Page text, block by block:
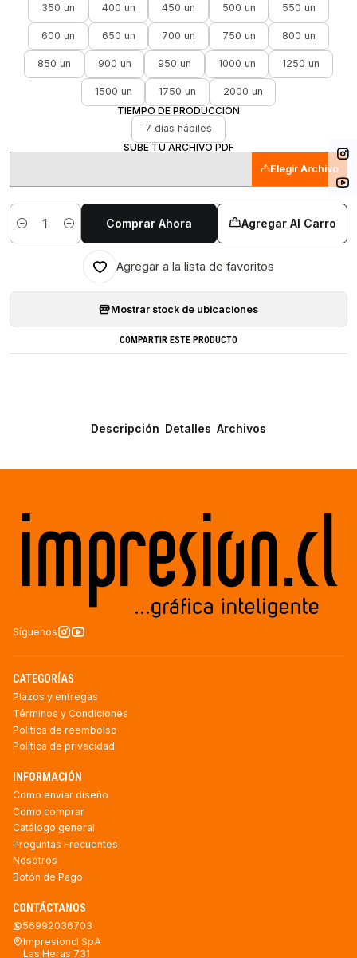
350 un 400 un 450 un 500 un 550 un
600 un 650 un 700 un 750 un 800 un
850 un 900 un 950 un 1000 un 1250 un
1500 un 1750 un
2000 un
TIEMPO DE PRODUCCIÓN
7 días hábiles
SUBE TU ARCHIVO PDF
Elegir Archivo
Cantidad
Agregar Al Carro
Comprar Ahora
Agregar a la lista de favoritos
Mostrar stock de ubicaciones
COMPARTIR ESTE PRODUCTO
Descripción Detalles Archivos
Síguenos
CATEGORÍAS
Plazos y entregas
Términos y Condiciones
Politica de reembolso
Política de privacidad
INFORMACIÓN
Como enviar diseño
Como comprar
Catálogo general
Preguntas Frecuentes
Nosotros
Botón de Pago
CONTÁCTANOS
56992036703
Impresioncl SpA
Las Heras 731